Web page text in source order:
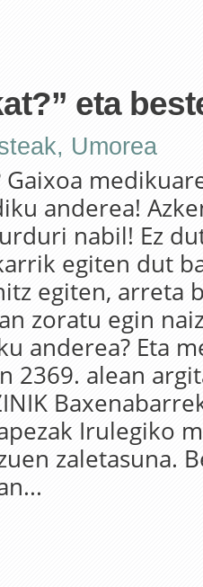
eta
, Umorea
Gaixoa
anderea!
nabil! Ez
egiten dut
egiten, arreta
zoratu egin
anderea? Eta
2369. alean
Irulegiko
zaletasuna.